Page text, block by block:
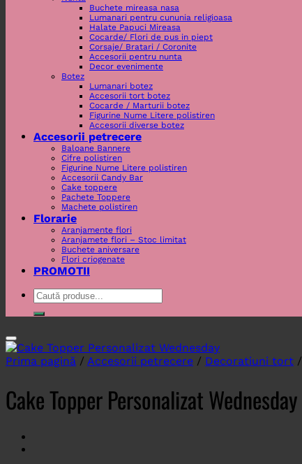
Buchete mireasa nasa
Lumanari pentru cununia religioasa
Halate Papuci Mireasa
Cocarde/ Flori de pus in piept
Corsaje/ Bratari / Coronite
Accesorii pentru nunta
Decor evenimente
Botez
Lumanari botez
Accesorii tort botez
Cocarde / Marturii botez
Figurine Nume Litere polistiren
Accesorii diverse botez
Accesorii petrecere
Baloane Bannere
Cifre polistiren
Figurine Nume Litere polistiren
Accesorii Candy Bar
Cake toppere
Pachete Toppere
Machete polistiren
Florarie
Aranjamente flori
Aranjamete flori – Stoc limitat
Buchete aniversare
Flori criogenate
PROMOTII
Caută
Prima pagină / Accesorii petrecere / Decoratiuni tort /
Cake Topper Personalizat Wednesday